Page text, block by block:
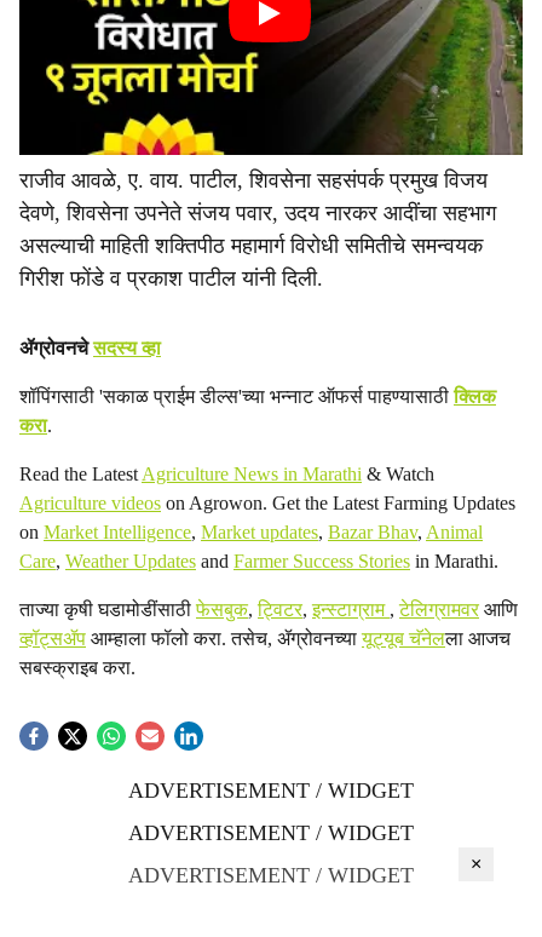
राजीव आवळे, ए. वाय. पाटील, शिवसेना सहसंपर्क प्रमुख विजय
देवणे, शिवसेना उपनेते संजय पवार, उदय नारकर आदींचा सहभाग
असल्याची माहिती शक्तिपीठ महामार्ग विरोधी समितीचे समन्वयक
गिरीश फोंडे व प्रकाश पाटील यांनी दिली.
ॲग्रोवनचेसदस्य व्हा
शॉपिंगसाठी 'सकाळ प्राईम डील्स'च्या भन्नाट ऑफर्स पाहण्यासाठीक्लिक
करा.
Read the Latest Agriculture News in Marathi & Watch
Agriculture videos on Agrowon. Get the Latest Farming Updates
on Market Intelligence, Market updates, Bazar Bhav, Animal
Care, Weather Updates and Farmer Success Stories in Marathi.
ताज्या कृषी घडामोडींसाठीफेसबुक,ट्विटर,इन्स्टाग्राम ,टेलिग्रामवरआणि
व्हॉट्सॲप आम्हाला फॉलो करा. तसेच, ॲग्रोवनच्यायूट्यूब चॅनेलला आजच
सबस्क्राइब करा.
ADVERTISEMENT / WIDGET
ADVERTISEMENT / WIDGET
ADVERTISEMENT / WIDGET
×